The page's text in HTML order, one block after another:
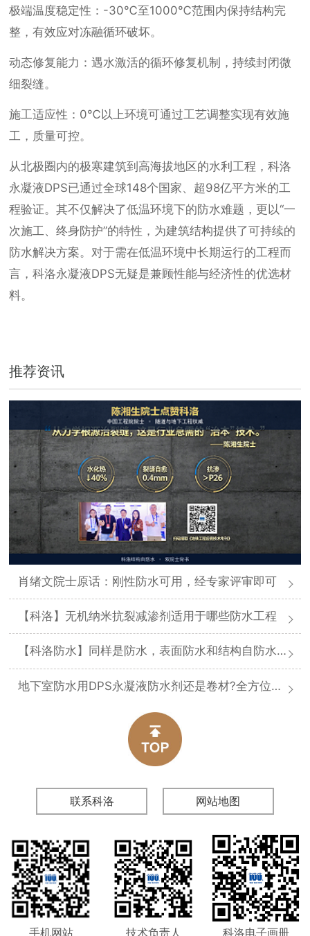
极端温度稳定性：-30℃至1000℃范围内保持结构完
整，有效应对冻融循环破坏。
动态修复能力：遇水激活的循环修复机制，持续封闭微
细裂缝。
施工适应性：0℃以上环境可通过工艺调整实现有效施
工，质量可控。
从北极圈内的极寒建筑到高海拔地区的水利工程，科洛
永凝液DPS已通过全球148个国家、超98亿平方米的工
程验证。其不仅解决了低温环境下的防水难题，更以“一
次施工、终身防护”的特性，为建筑结构提供了可持续的
防水解决方案。对于需在低温环境中长期运行的工程而
言，科洛永凝液DPS无疑是兼顾性能与经济性的优选材
料。
推荐资讯
肖绪文院士原话：刚性防水可用，经专家评审即可
【科洛】无机纳米抗裂减渗剂适用于哪些防水工程
【科洛防水】同样是防水，表面防水和结构自防水差在哪
地下室防水用DPS永凝液防水剂还是卷材?全方位对比分析
联系科洛 网站地图
手机网站 技术负责人 科洛电子画册